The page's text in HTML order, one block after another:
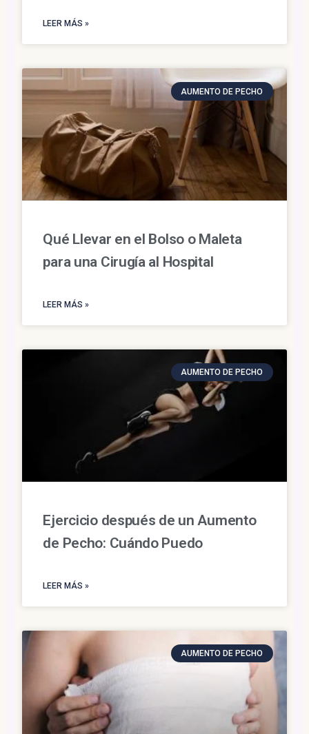
LEER MÁS »
AUMENTO DE PECHO
Qué Llevar en el Bolso o Maleta
para una Cirugía al Hospital
LEER MÁS »
AUMENTO DE PECHO
Ejercicio después de un Aumento
de Pecho: Cuándo Puedo
LEER MÁS »
AUMENTO DE PECHO